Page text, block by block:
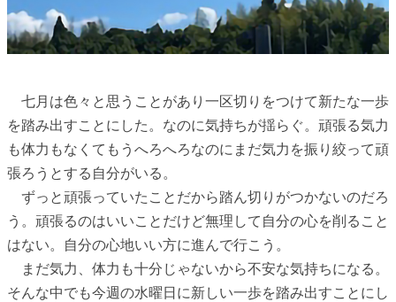
七月は色々と思うことがあり一区切りをつけて新たな一歩
を踏み出すことにした。なのに気持ちが揺らぐ。頑張る気力
も体力もなくてもうへろへろなのにまだ気力を振り絞って頑
張ろうとする自分がいる。
ずっと頑張っていたことだから踏ん切りがつかないのだろ
う。頑張るのはいいことだけど無理して自分の心を削ること
はない。自分の心地いい方に進んで行こう。
まだ気力、体力も十分じゃないから不安な気持ちになる。
そんな中でも今週の水曜日に新しい一歩を踏み出すことにし